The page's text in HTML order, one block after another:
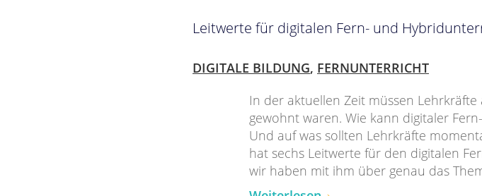
Leitwerte für digitalen Fern- und
DIGITALE BILDUNG, FERNUNTERRICHT
In der aktuellen Zeit müssen
gewohnt waren. Wie kann digitaler
Und auf was sollten Lehrkräfte
hat sechs Leitwerte für den digitalen
wir haben mit ihm über genau das